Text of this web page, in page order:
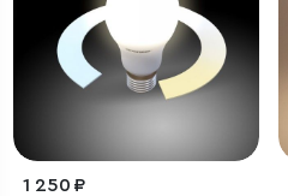
1 250 ₽